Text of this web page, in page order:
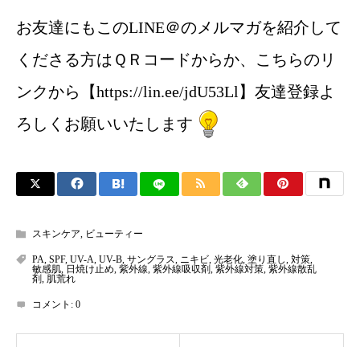
お友達にもこのLINE＠のメルマガを紹介して
くださる方はＱＲコードからか、こちらのリ
ンクから【https://lin.ee/jdU53Ll】友達登録よ
ろしくお願いいたします
スキンケア ビューティー
PA SPF, UV-A UV-B サングラス ニキビ 光老化 塗り直し 対策
敏感肌 日焼け止め 紫外線 紫外線吸収剤 紫外線対策 紫外線散乱
剤 肌荒れ
コメント: 0